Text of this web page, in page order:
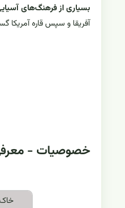
بسیاری از فرهنگ‌های
آفریقا و سپس قاره آمریکا
خصوصیات -
خاک